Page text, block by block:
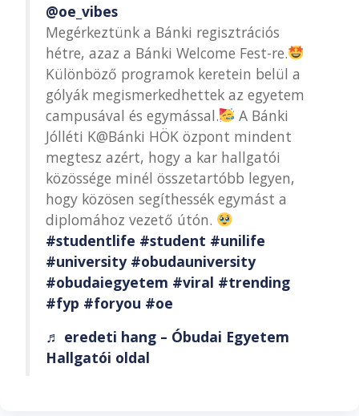
@oe_vibes
Megérkeztünk a Bánki regisztrációs
hétre, azaz a Bánki Welcome Fest-re.
Különböző programok keretein belül a
gólyák megismerkedhettek az egyetem
campusával és egymással.
A Bánki
Jólléti K@Bánki HÖK özpont mindent
megtesz azért, hogy a kar hallgatói
közössége minél összetartóbb legyen,
hogy közösen segíthessék egymást a
diplomához vezető útón.
#studentlife #student #unilife
#university #obudauniversity
#obudaiegyetem #viral #trending
#fyp #foryou #oe
♬ eredeti hang – Óbudai Egyetem
Hallgatói oldal